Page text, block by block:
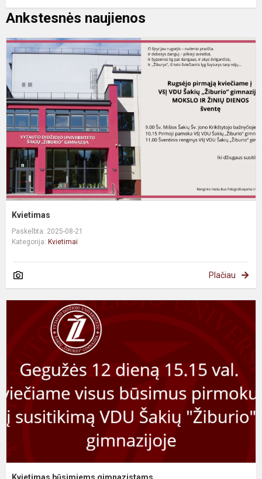
Ankstesnės naujienos
Kvietimas
Paskelbta: 2025-08-21
Kategorija: Kvietimai
Plačiau